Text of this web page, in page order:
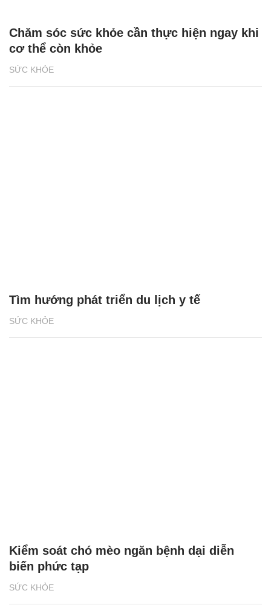
SỨC KHỎE
Chăm sóc sức khỏe cần thực hiện ngay khi
cơ thể còn khỏe
SỨC KHỎE
Tìm hướng phát triển du lịch y tế
SỨC KHỎE
Kiểm soát chó mèo ngăn bệnh dại diễn
biến phức tạp